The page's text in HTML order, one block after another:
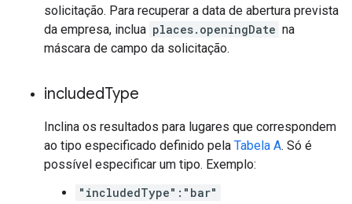
solicitação. Para recuperar a data de abertura prevista
da empresa, inclua places.openingDate na
máscara de campo da solicitação.
includedType
Inclina os resultados para lugares que correspondem
ao tipo especificado definido pela Tabela A. Só é
possível especificar um tipo. Exemplo:
"includedType":"bar"